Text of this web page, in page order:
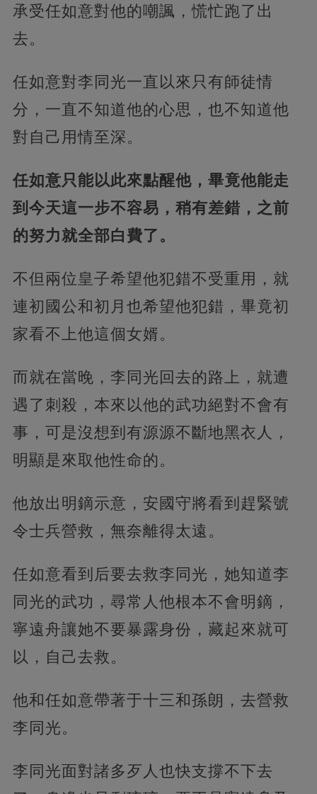
承受任如意對他的嘲諷，慌忙跑了出
去。
任如意對李同光一直以來只有師徒情
分，一直不知道他的心思，也不知道他
對自己用情至深。
任如意只能以此來點醒他，畢竟他能走
到今天這一步不容易，稍有差錯，之前
的努力就全部白費了。
不但兩位皇子希望他犯錯不受重用，就
連初國公和初月也希望他犯錯，畢竟初
家看不上他這個女婿。
而就在當晚，李同光回去的路上，就遭
遇了刺殺，本來以他的武功絕對不會有
事，可是沒想到有源源不斷地黑衣人，
明顯是來取他性命的。
他放出明鏑示意，安國守將看到趕緊號
令士兵營救，無奈離得太遠。
任如意看到后要去救李同光，她知道李
同光的武功，尋常人他根本不會明鏑，
寧遠舟讓她不要暴露身份，藏起來就可
以，自己去救。
他和任如意帶著于十三和孫朗，去營救
李同光。
李同光面對諸多歹人也快支撐不下去